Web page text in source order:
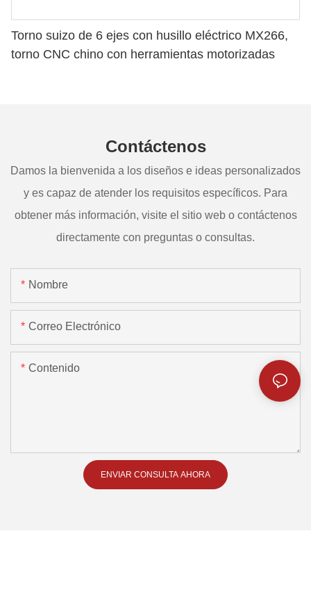
Torno suizo de 6 ejes con husillo eléctrico MX266,
torno CNC chino con herramientas motorizadas
Contáctenos
Damos la bienvenida a los diseños e ideas personalizados
y es capaz de atender los requisitos específicos. Para
obtener más información, visite el sitio web o contáctenos
directamente con preguntas o consultas.
Nombre
Correo Electrónico
Contenido
ENVIAR CONSULTA AHORA